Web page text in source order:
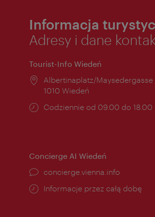
Informacja
Adresy i dane
Tourist-Info Wiedeń
Miejsce:
Albertinaplatz/Maysedergasse
1010 Wiedeń
Godziny
Codziennie od 09.00 do 18.00
Concierge AI Wiedeń
concierge.vienna.info
Informacje przez całą dobę